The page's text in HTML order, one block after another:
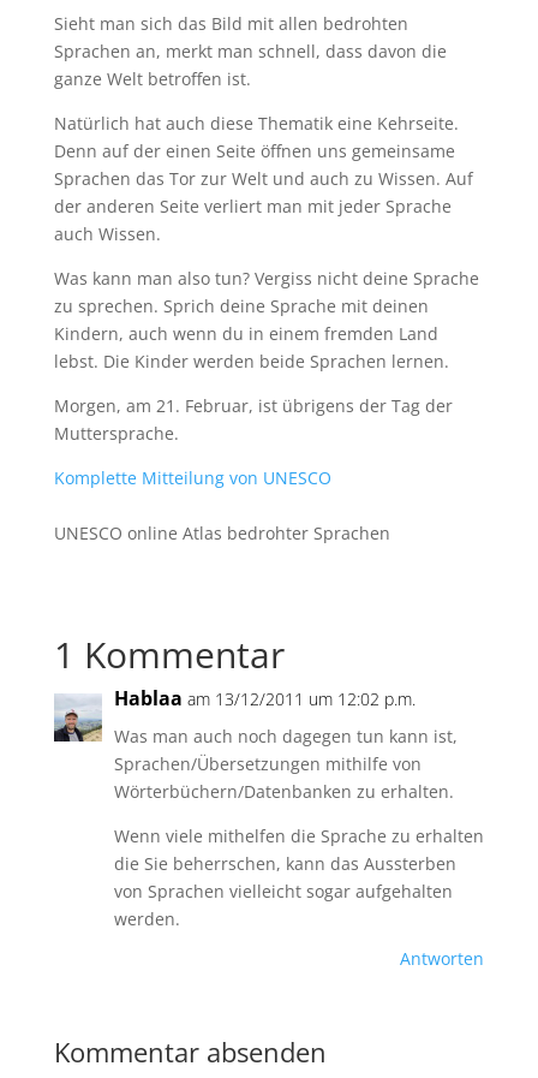
Sieht man sich das Bild mit allen bedrohten
Sprachen an, merkt man schnell, dass davon die
ganze Welt betroffen ist.
Natürlich hat auch diese Thematik eine Kehrseite.
Denn auf der einen Seite öffnen uns gemeinsame
Sprachen das Tor zur Welt und auch zu Wissen. Auf
der anderen Seite verliert man mit jeder Sprache
auch Wissen.
Was kann man also tun? Vergiss nicht deine Sprache
zu sprechen. Sprich deine Sprache mit deinen
Kindern, auch wenn du in einem fremden Land
lebst. Die Kinder werden beide Sprachen lernen.
Morgen, am 21. Februar, ist übrigens der Tag der
Muttersprache.
Komplette Mitteilung von UNESCO
UNESCO online Atlas bedrohter Sprachen
1 Kommentar
Hablaa am 13/12/2011 um 12:02 p.m.
Was man auch noch dagegen tun kann ist,
Sprachen/Übersetzungen mithilfe von
Wörterbüchern/Datenbanken zu erhalten.
Wenn viele mithelfen die Sprache zu erhalten
die Sie beherrschen, kann das Aussterben
von Sprachen vielleicht sogar aufgehalten
werden.
Antworten
Kommentar absenden